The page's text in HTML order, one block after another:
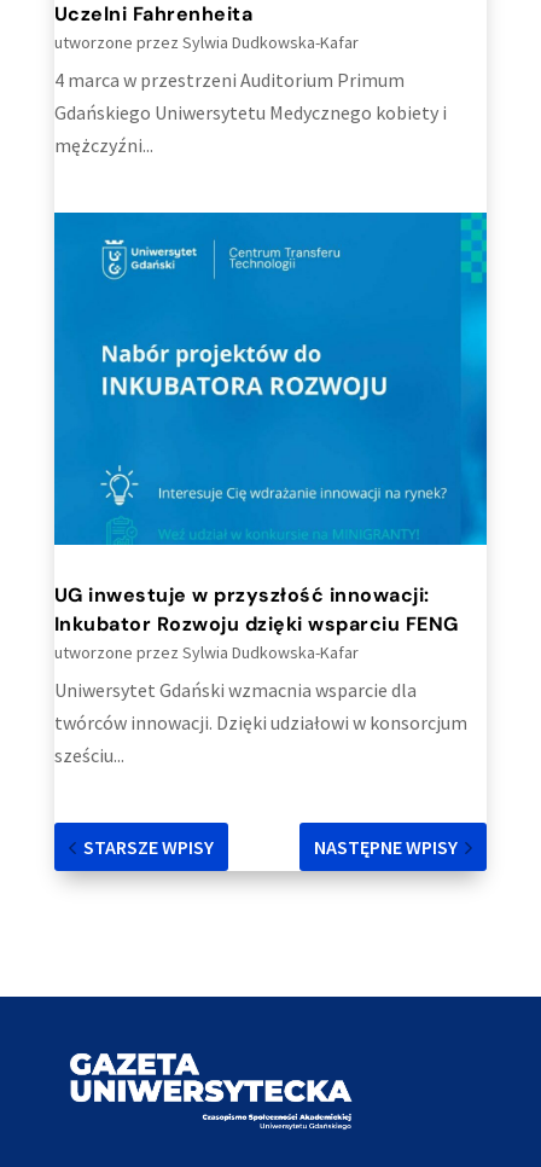
Uczelni Fahrenheita
utworzone przez Sylwia Dudkowska-Kafar
4 marca w przestrzeni Auditorium Primum
Gdańskiego Uniwersytetu Medycznego kobiety i
mężczyźni...
UG inwestuje w przyszłość innowacji:
Inkubator Rozwoju dzięki wsparciu FENG
utworzone przez Sylwia Dudkowska-Kafar
Uniwersytet Gdański wzmacnia wsparcie dla
twórców innowacji. Dzięki udziałowi w konsorcjum
sześciu...
STARSZE WPISY NASTĘPNE WPISY